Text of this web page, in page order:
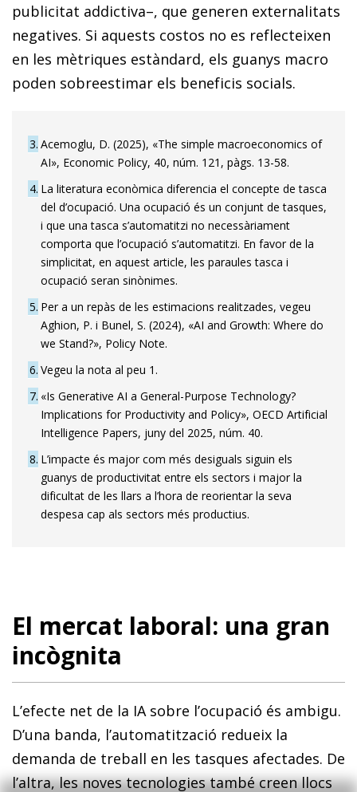
publicitat addictiva–, que generen externalitats
negatives. Si aquests costos no es reflecteixen
en les mètriques estàndard, els guanys macro
poden sobreestimar els beneficis socials.
3 Acemoglu, D. (2025), «The simple macroeconomics of
AI», Economic Policy, 40, núm. 121, pàgs. 13-58.
4 La literatura econòmica diferencia el concepte de tasca
del d’ocupació. Una ocupació és un conjunt de tasques,
i que una tasca s’automatitzi no necessàriament
comporta que l’ocupació s’automatitzi. En favor de la
simplicitat, en aquest article, les paraules tasca i
ocupació seran sinònimes.
5 Per a un repàs de les estimacions realitzades, vegeu
Aghion, P. i Bunel, S. (2024), «AI and Growth: Where do
we Stand?», Policy Note.
6 Vegeu la nota al peu 1.
7 «Is Generative AI a General-Purpose Technology?
Implications for Productivity and Policy», OECD Artificial
Intelligence Papers, juny del 2025, núm. 40.
8 L’impacte és major com més desiguals siguin els
guanys de productivitat entre els sectors i major la
dificultat de les llars a l’hora de reorientar la seva
despesa cap als sectors més productius.
El mercat laboral: una gran
incògnita
L’efecte net de la IA sobre l’ocupació és ambigu.
D’una banda, l’automatització redueix la
demanda de treball en les tasques afectades. De
l’altra, les noves tecnologies també creen llocs